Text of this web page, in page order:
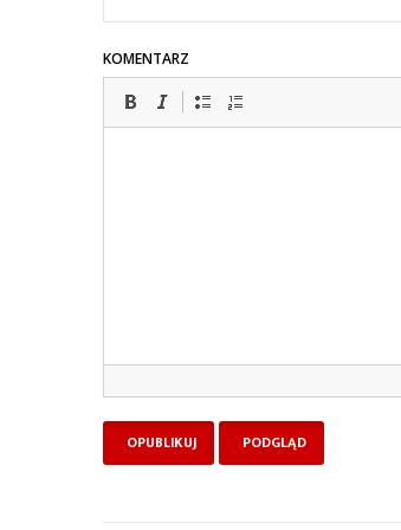
KOMENTARZ